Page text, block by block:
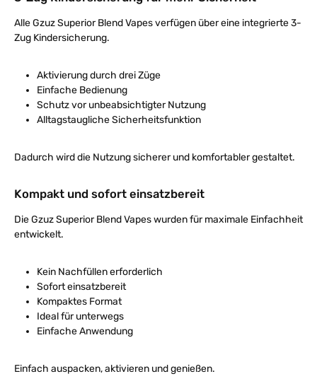
Alle Gzuz Superior Blend Vapes verfügen über eine integrierte 3-
Zug Kindersicherung.
Aktivierung durch drei Züge
Einfache Bedienung
Schutz vor unbeabsichtigter Nutzung
Alltagstaugliche Sicherheitsfunktion
Dadurch wird die Nutzung sicherer und komfortabler gestaltet.
Kompakt und sofort einsatzbereit
Die Gzuz Superior Blend Vapes wurden für maximale Einfachheit
entwickelt.
Kein Nachfüllen erforderlich
Sofort einsatzbereit
Kompaktes Format
Ideal für unterwegs
Einfache Anwendung
Einfach auspacken, aktivieren und genießen.